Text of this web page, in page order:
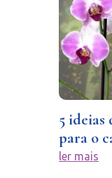
5 ideias
para o
ler mais